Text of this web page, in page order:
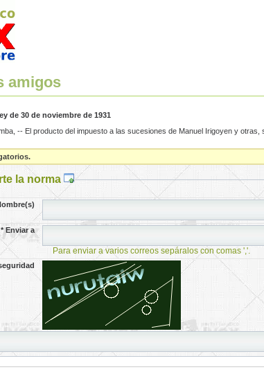
amigos
de 30 de noviembre de 1931
-- El producto del impuesto a las sucesiones de Manuel Irigoyen y otras,
la norma
*Enviar a
Para enviar a varios correos sepáralos con comas ','.